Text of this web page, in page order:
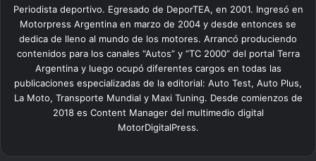
Periodista deportivo. Egresado de DeporTEA, en 2001. Ingresó en
Motorpress Argentina en marzo de 2004 y desde entonces se
dedica de lleno al mundo de los motores. Arrancó produciendo
contenidos para los canales “Autos” y “TC 2000” del portal Terra
Argentina y luego ocupó diferentes cargos en todas las
publicaciones especializadas de la editorial: Auto Test, Auto Plus,
La Moto, Transporte Mundial y Maxi Tuning. Desde comienzos de
2018 es Content Manager del multimedio digital
MotorDigitalPress.